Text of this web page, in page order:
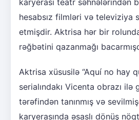
hesabsız filmləri və televiziya
etmişdir. Aktrisa hər bir
rəğbətini qazanmağı
Aktrisa xüsusilə “Aquí no hay
serialındakı Vicenta obrazı ilə
tərəfindən tanınmış və
karyerasında əsaslı dönüş